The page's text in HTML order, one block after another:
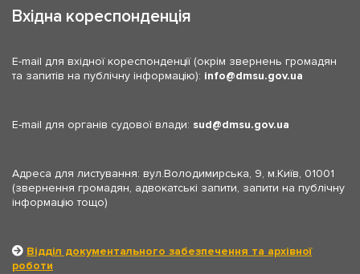
Вхідна кореспонденція
E-mail для вхідної кореспонденції (окрім звернень громадян
та запитів на публічну інформацію): info dmsu.gov.ua
E-mail для органів судової влади: sud dmsu.gov.ua
Адреса для листування: вул.Володимирська, 9, м.Київ, 01001
(звернення громадян, адвокатські запити, запити на публічну
інформацію тощо)
Відділ документального забезпечення та архівної
роботи